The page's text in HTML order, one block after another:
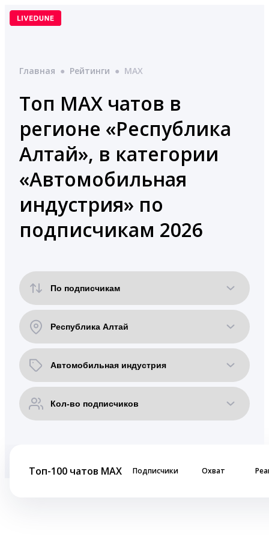
Перейти
Главная ● Рейтинги ● MAX
Топ MAX чатов в
регионе «Республика
Алтай», в категории
«Автомобильная
индустрия» по
подписчикам 2026
Топ-100 чатов MAX Подписчики Охват